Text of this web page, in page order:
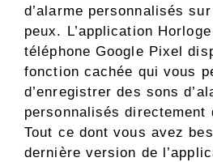
d’alarme personnalisés
peux. L’application
téléphone Google Pixel
fonction cachée qui vous
d’enregistrer des sons
personnalisés directement
Tout ce dont vous avez
dernière version de